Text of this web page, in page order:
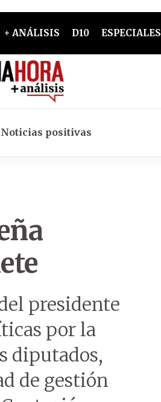
+ ANÁLISIS D10 ESPECIALES
Noticias positivas
presidente
por la
diputados,
de gestión